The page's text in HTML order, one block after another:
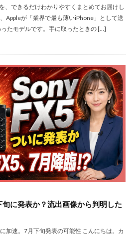
、できるだけわかりやすくまとめてお届けし
Appleが「業界で最も薄いiPhone」として送
たモデルです。手に取ったときの […]
に発表か？流出画像から判明した
加速。7月下旬発表の可能性 こんにちは。カ
Kimi K3
KOMODO-X Z Mount
Leica Q3 monochrome
M3 MacBook Air
M4 iPad Air
M4 iPad Air 価格
M4 MacBook Air
M5 MacBook Air
M5MAX MacBook Pro
M5Pro/MAX MacBook Pro
Pro M7Ultra
MacBook
Air
MacBook Air 2024
Pro 2024
MacStudio
Mamiya